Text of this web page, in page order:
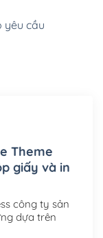
(+100,000₫)
yêu cầu
Theme
giấy và in
công ty sản
dựa trên